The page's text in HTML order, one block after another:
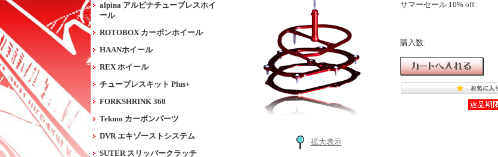
alpina アルピナチューブレスホイ
ール
ROTOBOX カーボンホイール
HAANホイール
REX ホイール
チューブレスキット Plus+
FORKSHRINK 360
Tekmo カーボンパーツ
DVR エキゾーストシステム
SUTER スリッパークラッチ
拡大表示
サマーセール 10% off :
購入数: